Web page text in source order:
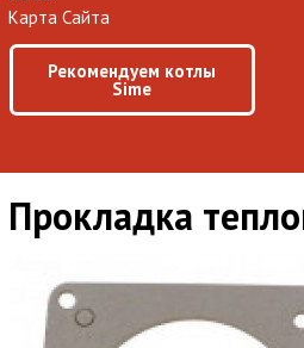
Карта Сайта
Рекомендуем котлы
Sime
Прокладка